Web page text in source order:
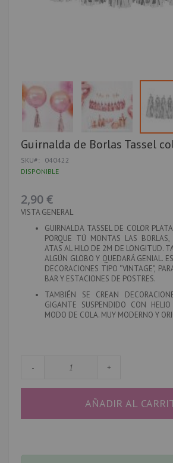
Saltar
al
comienzo
de
de
imágenes
Guirnalda de Borlas Tassel
SKU
040422
DISPONIBLE
2,90 €
VISTA GENERAL
GUIRNALDA TASSEL DE COLOR
PORQUE TÚ MONTAS LAS
ATAS AL HILO DE 2M DE LONGITUD.
ALGÚN GLOBO Y QUEDARÁ GENIAL.
DECORACIONES TIPO "VINTAGE",
BAR Y ESTACIONES DE POSTRES.
TAMBIÉN SE CREAN
GIGANTE SUSPENDIDO CON
MODO DE COLA. MUY MODERNO Y
- +
AÑADIR AL